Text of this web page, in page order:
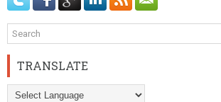
TRANSLATE